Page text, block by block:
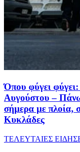
Όπου φύγει
Αυγούστου –
σήμερα με πλοία,
Κυκλάδες
ΤΕΛΕΥΤΑΙΕΣ